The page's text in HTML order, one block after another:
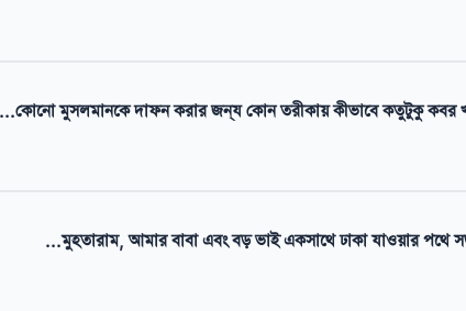
কোনো মুসলমানকে দাফন করার জন্য কোন তরীকায় কীভাবে কতুটুকু কবর
মুহতারাম, আমার বাবা এবং বড় ভাই একসাথে ঢাকা যাওয়ার পথে